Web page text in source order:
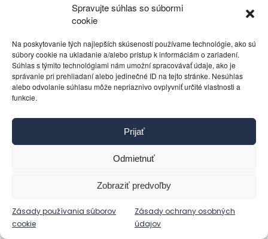
Spravujte súhlas so súbormi
cookie
Na poskytovanie tých najlepších skúseností používame technológie, ako sú
súbory cookie na ukladanie a/alebo prístup k informáciám o zariadení.
Súhlas s týmito technológiami nám umožní spracovávať údaje, ako je
správanie pri prehliadaní alebo jedinečné ID na tejto stránke. Nesúhlas
alebo odvolanie súhlasu môže nepriaznivo ovplyvniť určité vlastnosti a
funkcie.
Prijať
Odmietnuť
Zobraziť predvoľby
Zásady používania súborov
cookie
Zásady ochrany osobných
údajov
16. októbra 2023 - 0:00
Ako získať verejné zákazky?
27. novembra 2023 - 0:00
Obamov boj s časom o záchranu
amerického dolára
17. januára 2010 - 0:00
Malý byt: ako v ňom získať viac
priestoru bez búrania...
5. augusta 2026 - 10:38
Nedávne